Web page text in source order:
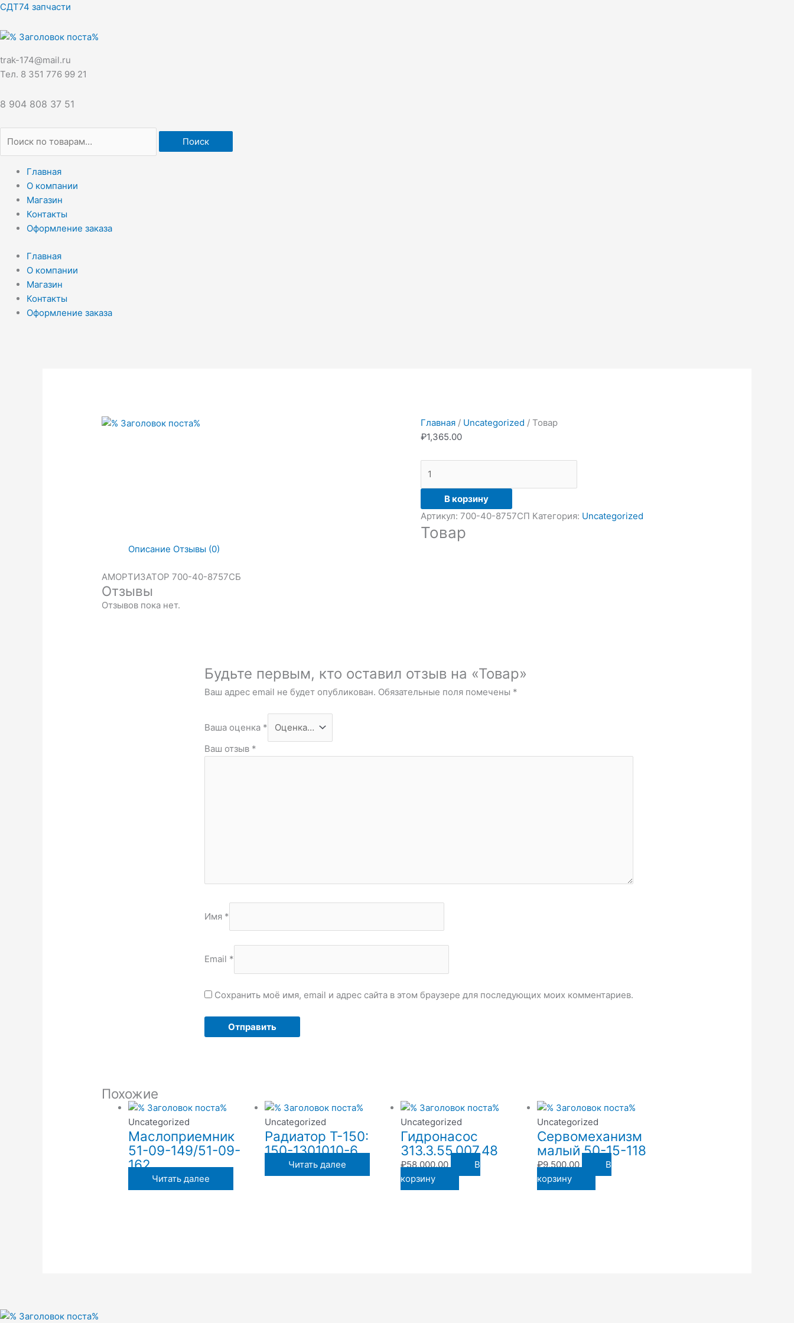
Перейти
содержимому
СДТ74 запчасти
trak-174@mail.ru
Тел. 8 351 776 99 21
8 904 808 37 51
Искать:
Поиск
Главная
О компании
Магазин
Контакты
Оформление заказа
Главная
О компании
Магазин
Контакты
Оформление заказа
Главная / Uncategorized / Товар
₽1,365.00
В корзину
Артикул: 700-40-8757СП Категория: Uncategorized
Товар
Описание Отзывы (0)
АМОРТИЗАТОР 700-40-8757СБ
Отзывы
Отзывов пока нет.
Будьте первым, кто оставил отзыв на «Товар»
Ваш адрес email не будет опубликован. Обязательные поля помечены *
Ваша оценка *
Ваш отзыв *
Имя *
Email *
Сохранить моё имя, email и адрес сайта в этом браузере для последующих моих комментариев.
Похожие
Uncategorized
Маслоприемник
51-09-149/51-09-
162
Читать далее
Uncategorized
Радиатор Т-150:
150-1301010-6
Читать далее
Uncategorized
Гидронасос
313.3.55.007.48
₽58,000.00
В
корзину
Uncategorized
Сервомеханизм
малый 50-15-118
₽9,500.00
В
корзину